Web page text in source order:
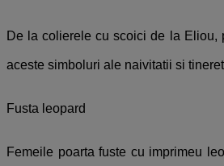
De la colierele cu scoici de la Eliou,
aceste simboluri ale naivitatii si
Fusta leopard
Femeile poarta fuste cu imprimeu